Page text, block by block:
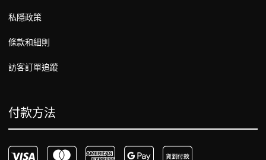
私隱政策
條款和細則
訪客訂單追蹤
付款方法